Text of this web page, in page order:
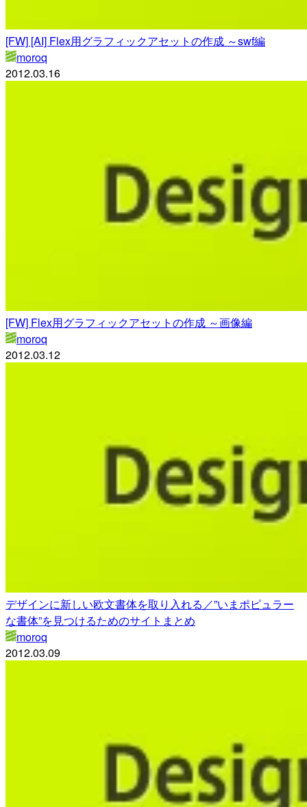
[FW] [AI] Flex用グラフィックアセットの作成 ～swf編
moroq
2012.03.16
[FW] Flex用グラフィックアセットの作成 ～画像編
moroq
2012.03.12
デザインに新しい欧文書体を取り入れる／”いまポピュラー
な書体”を見つけるためのサイトまとめ
moroq
2012.03.09